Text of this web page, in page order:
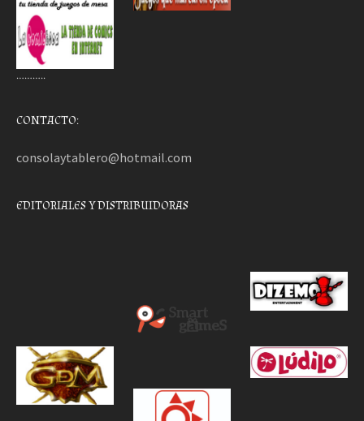
………..
CONTACTO:
consolaytablero@hotmail.com
EDITORIALES Y DISTRIBUIDORAS